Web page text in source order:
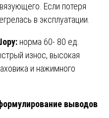
Если потеря
в эксплуатации.
норма 60- 80 ед.
износ, высокая
и нажимного
выводов